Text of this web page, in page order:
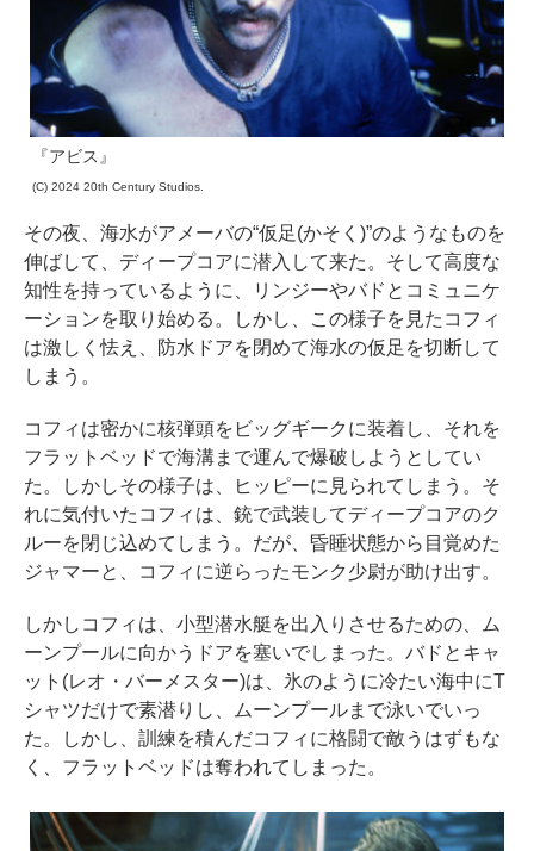
『アビス』
(C) 2024 20th Century Studios.
その夜、海水がアメーバの“仮足(かそく)”のようなものを
伸ばして、ディープコアに潜入して来た。そして高度な
知性を持っているように、リンジーやバドとコミュニケ
ーションを取り始める。しかし、この様子を見たコフィ
は激しく怯え、防水ドアを閉めて海水の仮足を切断して
しまう。
コフィは密かに核弾頭をビッグギークに装着し、それを
フラットベッドで海溝まで運んで爆破しようとしてい
た。しかしその様子は、ヒッピーに見られてしまう。そ
れに気付いたコフィは、銃で武装してディープコアのク
ルーを閉じ込めてしまう。だが、昏睡状態から目覚めた
ジャマーと、コフィに逆らったモンク少尉が助け出す。
しかしコフィは、小型潜水艇を出入りさせるための、ム
ーンプールに向かうドアを塞いでしまった。バドとキャ
ット(レオ・バーメスター)は、氷のように冷たい海中にT
シャツだけで素潜りし、ムーンプールまで泳いでいっ
た。しかし、訓練を積んだコフィに格闘で敵うはずもな
く、フラットベッドは奪われてしまった。